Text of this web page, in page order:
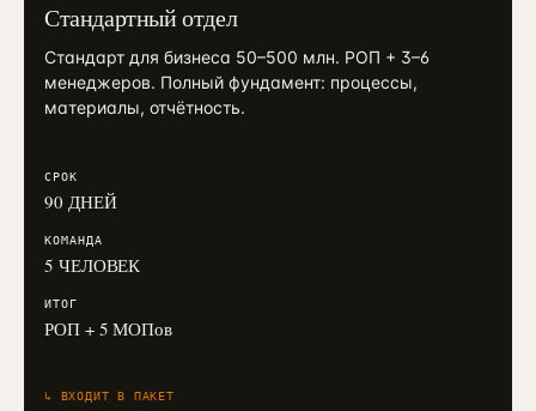
Стандартный отдел
Стандарт для бизнеса 50–500 млн. РОП + 3–6
менеджеров. Полный фундамент: процессы,
материалы, отчётность.
СРОК
90 ДНЕЙ
КОМАНДА
5 ЧЕЛОВЕК
ИТОГ
РОП + 5 МОПов
↳ ВХОДИТ В ПАКЕТ